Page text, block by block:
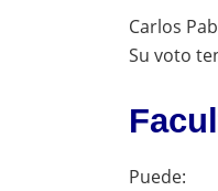
Carlos
Su voto
Puede: